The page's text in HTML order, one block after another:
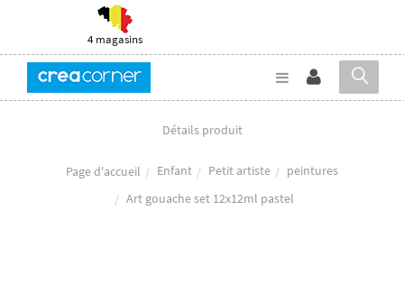
4 magasins
Détails produit
Page d'accueil Enfant Petit artiste
peintures
Art gouache set 12x12ml pastel